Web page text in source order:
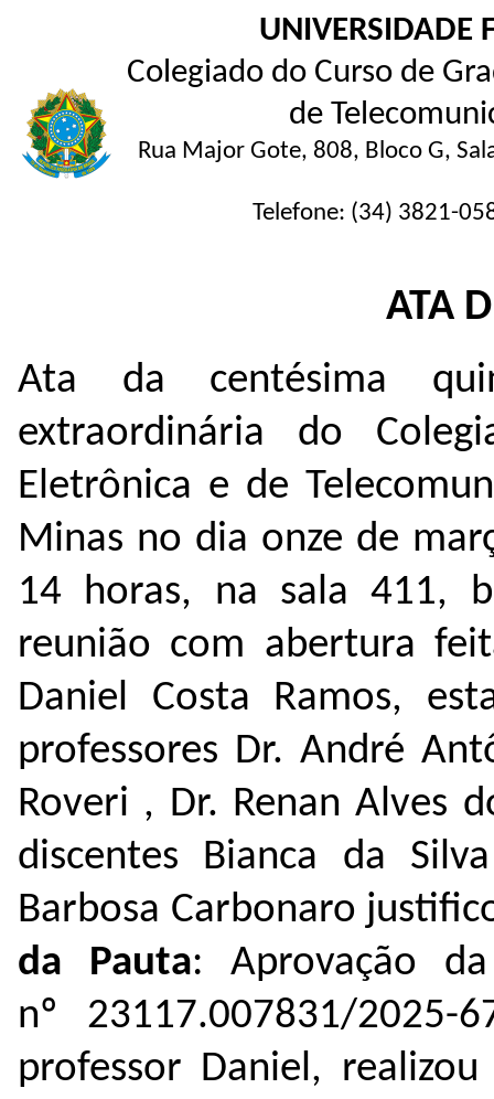
UNIVERSIDADE
Colegiado do Curso de
de
Rua Major Gote, 808, Bloco G,
Telefone: (34) 3821-
ATA
Ata da centésima
extraordinária do
Eletrônica e de
Minas no dia onze de
14 horas, na sala 411,
reunião com abertura
Daniel Costa Ramos,
professores Dr. André
Roveri , Dr. Renan Alves
discentes Bianca da
Barbosa Carbonaro
da Pauta: Aprovação
nº 23117.007831/2025-
professor Daniel,